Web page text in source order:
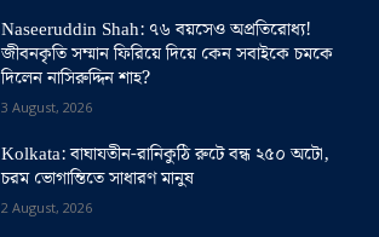
Naseeruddin Shah: ৭৬ বয়সেও অপ্রতিরোধ্য!
জীবনকৃতি সম্মান ফিরিয়ে দিয়ে কেন সবাইকে চমকে
দিলেন নাসিরুদ্দিন শাহ?
3 August, 2026
Kolkata: বাঘাযতীন-রানিকুঠি রুটে বন্ধ ২৫০ অটো,
চরম ভোগান্তিতে সাধারণ মানুষ
2 August, 2026